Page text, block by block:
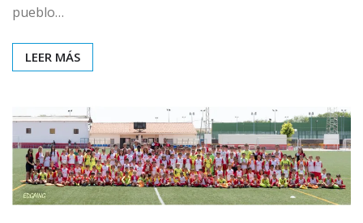
pueblo…
LEER MÁS